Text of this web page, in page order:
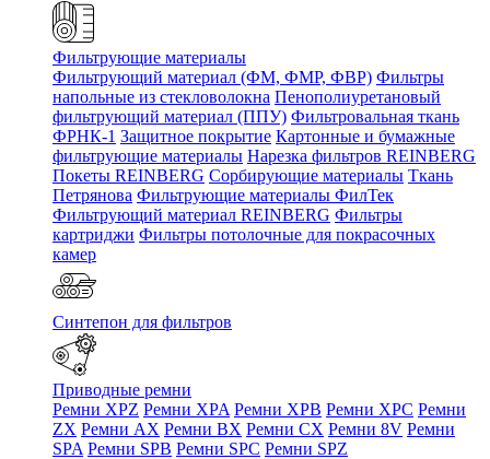
Фильтрующие материалы
Фильтрующий материал (ФМ, ФМР, ФВР) Фильтры
напольные из стекловолокна Пенополиуретановый
фильтрующий материал (ППУ) Фильтровальная ткань
ФРНК-1 Защитное покрытие Картонные и бумажные
фильтрующие материалы Нарезка фильтров REINBERG
Покеты REINBERG Сорбирующие материалы Ткань
Петрянова Фильтрующие материалы ФилТек
Фильтрующий материал REINBERG Фильтры
картриджи Фильтры потолочные для покрасочных
камер
Синтепон для фильтров
Приводные ремни
Ремни XPZ Ремни XPA Ремни XPB Ремни XPC Ремни
ZX Ремни AX Ремни BX Ремни CX Ремни 8V Ремни
SPA Ремни SPB Ремни SPC Ремни SPZ